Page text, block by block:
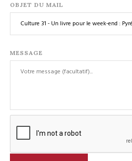
OBJET DU MAIL
MESSAGE